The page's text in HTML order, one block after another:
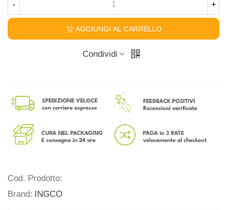
- +
AGGIUNGI AL CARRELLO
Condividi
Cod. Prodotto:
Brand: INGCO